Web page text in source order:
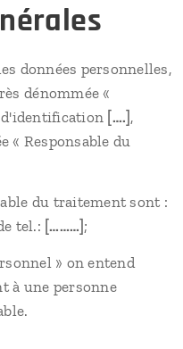
données personnelles,
dénommée «
[….] ,
« Responsable du
du traitement sont :
tel.: [………] ;
» on entend
à une personne